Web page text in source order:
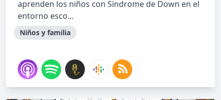
aprenden los niños con Sindrome de Down en el
entorno esco...
Niños y familia